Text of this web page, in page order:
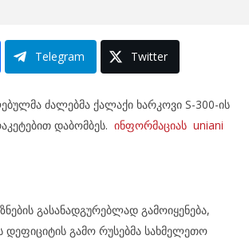
Telegram Twitter
ძალებმა ქალაქი ხარკოვი S-300-ის
დაბომბეს. ინფორმაციას uniani
გასანადგურებლად გამოიყენება,
დეფიციტის გამო რუსებმა სახმელეთო